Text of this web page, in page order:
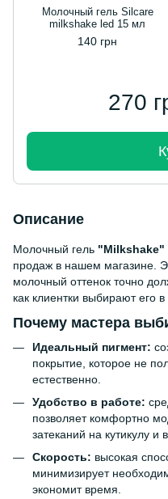
Молочный гель Silcare
milkshake led 15 мл
140 грн
270
Описание
Молочный гель "Milkshake"
продаж в нашем магазине.
молочный оттенок точно
как клиентки выбирают его
Почему мастера
Идеальный пигмент:
покрытие, которое не
естественно.
Удобство в работе:
позволяет комфортно
затеканий на кутикулу и
Скорость: высокая
минимизирует
экономит время.